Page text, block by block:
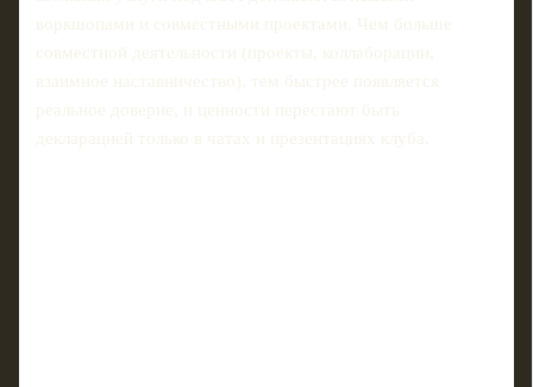
воркшопами и совместными проектами. Чем больше
совместной деятельности (проекты, коллаборации,
взаимное наставничество), тем быстрее появляется
реальное доверие, и ценности перестают быть
декларацией только в чатах и презентациях клуба.